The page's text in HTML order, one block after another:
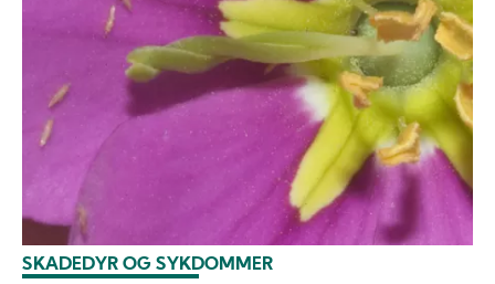
SKADEDYR OG SYKDOMMER